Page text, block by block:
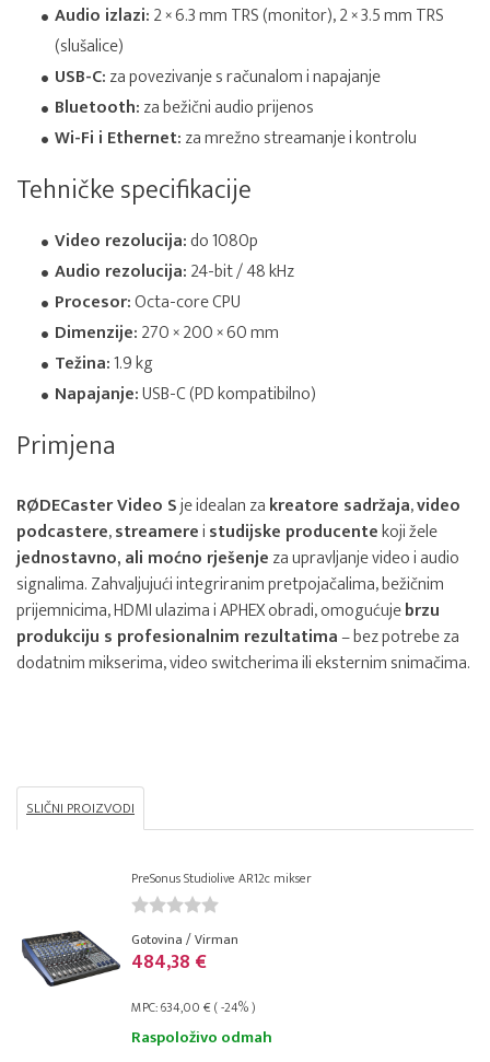
Audio izlazi:2 × 6.3 mm TRS (monitor), 2 × 3.5 mm TRS
(slušalice)
USB-C:za povezivanje s računalom i napajanje
Bluetooth:za bežični audio prijenos
Wi-Fi i Ethernet:za mrežno streamanje i kontrolu
Tehničke specifikacije
Video rezolucija:do 1080p
Audio rezolucija:24-bit / 48 kHz
Procesor:Octa-core CPU
Dimenzije:270 × 200 × 60 mm
Težina:1.9 kg
Napajanje:USB-C (PD kompatibilno)
Primjena
RØDECaster Video Sje idealan zakreatore sadržaja,video
podcastere,streamereistudijske producentekoji žele
jednostavno, ali moćno rješenjeza upravljanje video i audio
signalima. Zahvaljujući integriranim pretpojačalima, bežičnim
prijemnicima, HDMI ulazima i APHEX obradi, omogućujebrzu
produkciju s profesionalnim rezultatima– bez potrebe za
dodatnim mikserima, video switcherima ili eksternim snimačima.
SLIČNI PROIZVODI
PreSonus Studiolive AR12c mikser
Gotovina / Virman
484,38 €
MPC: 634,00 € ( -24% )
Raspoloživo odmah